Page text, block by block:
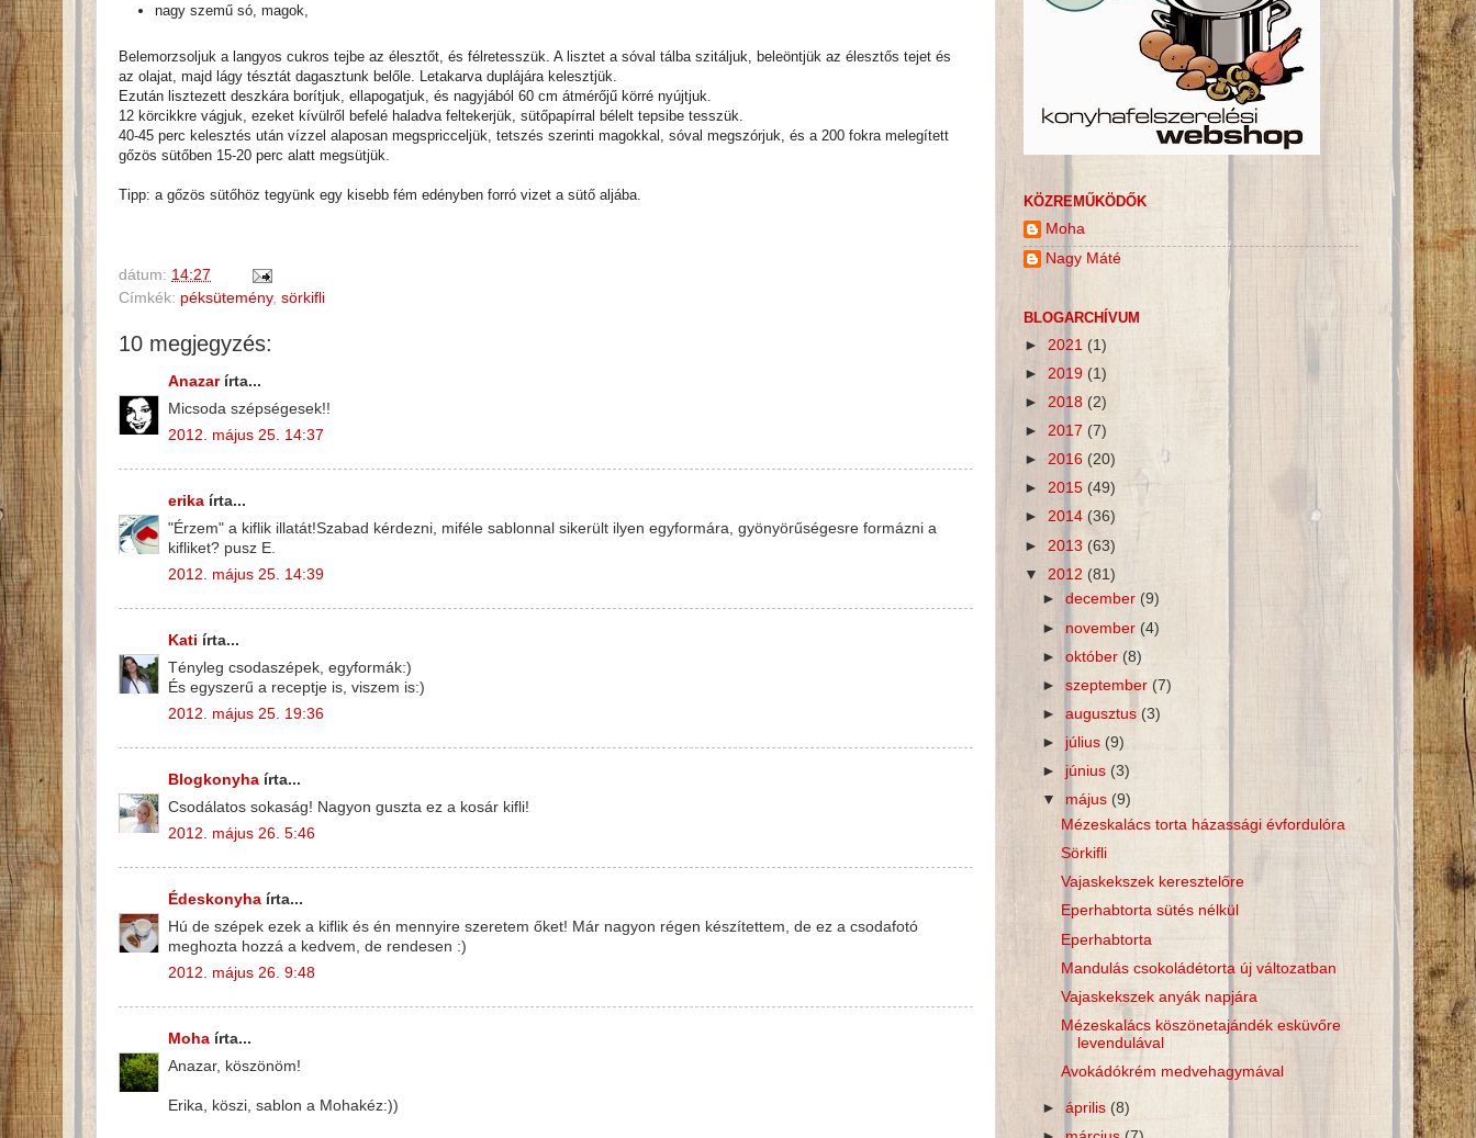
nagy szemű só, magok,
Belemorzsoljuk a langyos cukros tejbe az élesztőt, és félretesszük. A lisztet a sóval tálba szitáljuk, beleöntjük az élesztős tejet és
az olajat, majd lágy tésztát dagasztunk belőle. Letakarva duplájára kelesztjük.
Ezután lisztezett deszkára borítjuk, ellapogatjuk, és nagyjából 60 cm átmérőjű körré nyújtjuk.
12 körcikkre vágjuk, ezeket kívülről befelé haladva feltekerjük, sütőpapírral bélelt tepsibe tesszük.
40-45 perc kelesztés után vízzel alaposan megspricceljük, tetszés szerinti magokkal, sóval megszórjuk, és a 200 fokra melegített
gőzös sütőben 15-20 perc alatt megsütjük.
Tipp: a gőzös sütőhöz tegyünk egy kisebb fém edényben forró vizet a sütő aljába.
dátum: 14:27
Címkék: péksütemény, sörkifli
10 megjegyzés:
Anazarírta...
Micsoda szépségesek!!
2012. május 25. 14:37
erika írta...
"Érzem" a kiflik illatát!Szabad kérdezni, miféle sablonnal sikerült ilyen egyformára, gyönyörűségesre formázni a
kifliket? pusz E.
2012. május 25. 14:39
Kati írta...
Tényleg csodaszépek, egyformák:)
És egyszerű a receptje is, viszem is:)
2012. május 25. 19:36
Blogkonyha írta...
Csodálatos sokaság! Nagyon guszta ez a kosár kifli!
2012. május 26. 5:46
Édeskonyha írta...
Hú de szépek ezek a kiflik és én mennyire szeretem őket! Már nagyon régen készítettem, de ez a csodafotó
meghozta hozzá a kedvem, de rendesen :)
2012. május 26. 9:48
Moha írta...
Anazar, köszönöm!
Erika, köszi, sablon a Mohakéz:))
KÖZREMŰKÖDŐK
Moha
Nagy Máté
BLOGARCHÍVUM
► 2021 (1)
► 2019 (1)
► 2018 (2)
► 2017 (7)
► 2016 (20)
► 2015 (49)
► 2014 (36)
► 2013 (63)
▼ 2012 (81)
►december (9)
► november (4)
►október (8)
►szeptember (7)
►augusztus(3)
► július(9)
► június (3)
▼ május (9)
Mézeskalács torta házassági évfordulóra
Sörkifli
Vajaskekszek keresztelőre
Eperhabtorta sütés nélkül
Eperhabtorta
Mandulás csokoládétorta új változatban
Vajaskekszek anyák napjára
Mézeskalács köszönetajándék esküvőre
levendulával
Avokádókrém medvehagymával
►április(8)